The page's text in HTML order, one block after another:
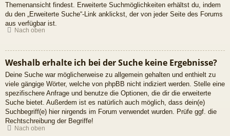
Themenansicht findest. Erweiterte Suchmöglichkeiten erhältst du, indem
du den „Erweiterte Suche“-Link anklickst, der von jeder Seite des Forums
aus verfügbar ist.
Nach oben
Weshalb erhalte ich bei der Suche keine Ergebnisse?
Deine Suche war möglicherweise zu allgemein gehalten und enthielt zu
viele gängige Wörter, welche von phpBB nicht indiziert werden. Stelle eine
spezifischere Anfrage und benutze die Optionen, die dir die erweiterte
Suche bietet. Außerdem ist es natürlich auch möglich, dass dein(e)
Suchbegriff(e) hier nirgends im Forum verwendet wurden. Prüfe ggf. die
Rechtschreibung der Begriffe!
Nach oben